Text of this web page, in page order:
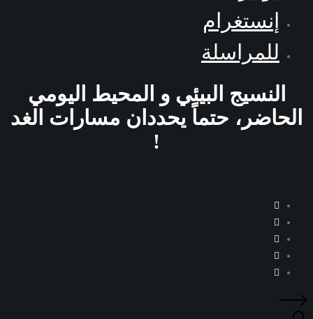
إنستغرام
للمراسلة
النسيج البيئي و المحيط اليومي
الحاضر، حتماً يحددان مسارات الغد
!
X
Facebook
Instagram
LinkedIn
YouTube